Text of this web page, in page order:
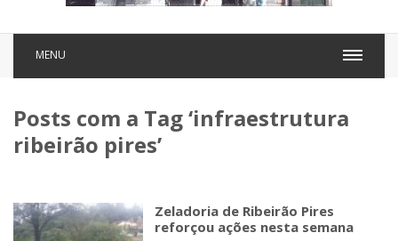
MENU
Posts com a Tag ‘infraestrutura
ribeirão pires’
Zeladoria de Ribeirão Pires
reforçou ações nesta semana